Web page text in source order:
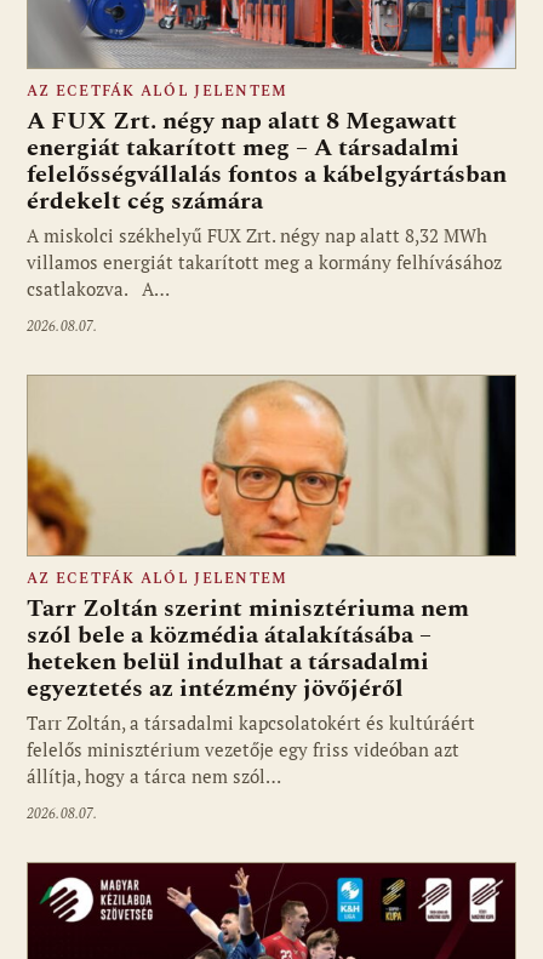
AZ ECETFÁK ALÓL JELENTEM
A FUX Zrt. négy nap alatt 8 Megawatt
energiát takarított meg – A társadalmi
felelősségvállalás fontos a kábelgyártásban
érdekelt cég számára
A miskolci székhelyű FUX Zrt. négy nap alatt 8,32 MWh
villamos energiát takarított meg a kormány felhívásához
csatlakozva. A…
2026.08.07.
Fotó: media1.hu
AZ ECETFÁK ALÓL JELENTEM
Tarr Zoltán szerint minisztériuma nem
szól bele a közmédia átalakításába –
heteken belül indulhat a társadalmi
egyeztetés az intézmény jövőjéről
Tarr Zoltán, a társadalmi kapcsolatokért és kultúráért
felelős minisztérium vezetője egy friss videóban azt
állítja, hogy a tárca nem szól…
2026.08.07.